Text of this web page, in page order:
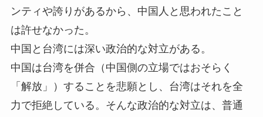
ンティや誇りがあるから、中国人と思われたこと
は許せなかった。
中国と台湾には深い政治的な対立がある。
中国は台湾を併合（中国側の立場ではおそらく
「解放」）することを悲願とし、台湾はそれを全
力で拒絶している。そんな政治的な対立は、普通